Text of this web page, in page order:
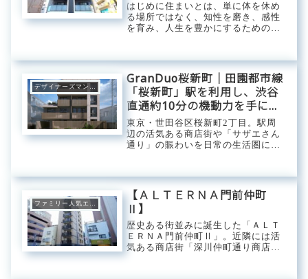
はじめに住まいとは、単に体を休め
る場所ではなく、知性を磨き、感性
を育み、人生を豊かにするための基
とって、文京区本郷三丁目エリアは
常に特別な輝きを放ってきました。
長い歴史に培われ...
デザイナーズマンション
GranDuo桜新町｜田園都市線
「桜新町」駅を利用し、渋谷
直通約10分の機動力を手に入
れる。コンクリート打ち放し
の美学が息づく、世田谷の静
穏に還るデザイナーズ・ステ
東京・世田谷区桜新町2丁目。駅周
辺の活気ある商店街や「サザエさん
通り」の賑わいを日常の生活圏に収
が広がる、きわめて人気の高いロケ
ーション。この穏やかな住環境が広
がるエリアに、数...
【ＡＬＴＥＲＮＡ門前仲町
Ⅱ】
歴史ある街並みに誕生した「ＡＬＴ
ＥＲＮＡ門前仲町Ⅱ」。近隣には活
気ある商店街「深川仲町通り商店